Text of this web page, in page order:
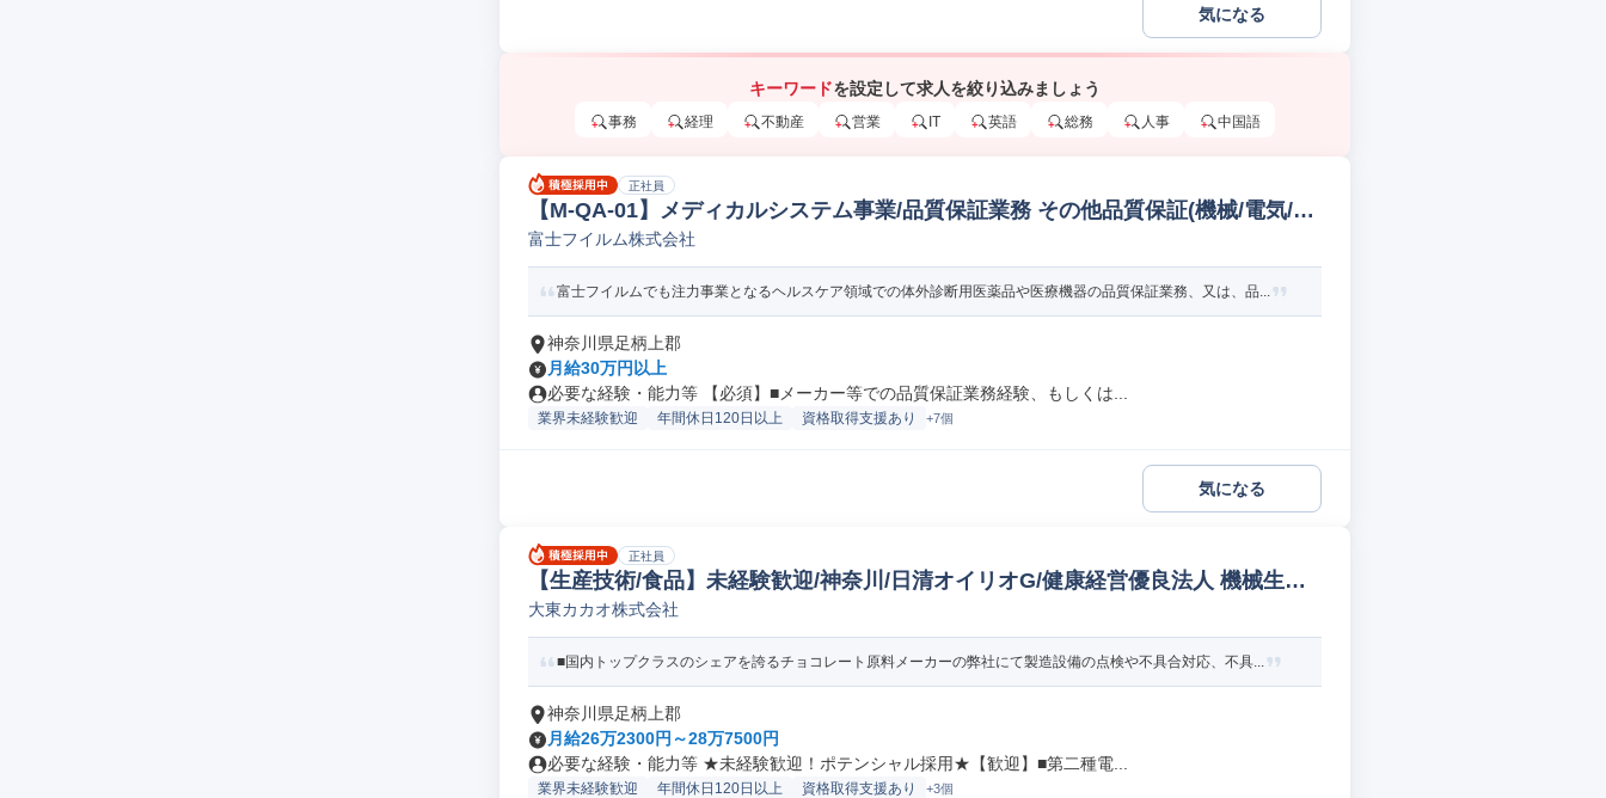
気になる
キーワードを設定して求人を絞り込みましょう
事務 経理 不動産 営業 IT 英語 総務 人事 中国語
正社員
【M-QA-01】メディカルシステム事業/品質保証業務 その他品質保証(機械/電気/電
子製品専門職)
富士フイルム株式会社
富士フイルムでも注力事業となるヘルスケア領域での体外診断用医薬品や医療機器の品質保証業務、又は、品...
神奈川県足柄上郡
月給30万円以上
必要な経験・能力等 【必須】■メーカー等での品質保証業務経験、もしくは...
業界未経験歓迎 年間休日120日以上 資格取得支援あり +7個
気になる
正社員
【生産技術/食品】未経験歓迎/神奈川/日清オイリオG/健康経営優良法人 機械生産
技術
大東カカオ株式会社
■国内トップクラスのシェアを誇るチョコレート原料メーカーの弊社にて製造設備の点検や不具合対応、不具...
神奈川県足柄上郡
月給26万2300円～28万7500円
必要な経験・能力等 ★未経験歓迎！ポテンシャル採用★【歓迎】■第二種電...
業界未経験歓迎 年間休日120日以上 資格取得支援あり +3個